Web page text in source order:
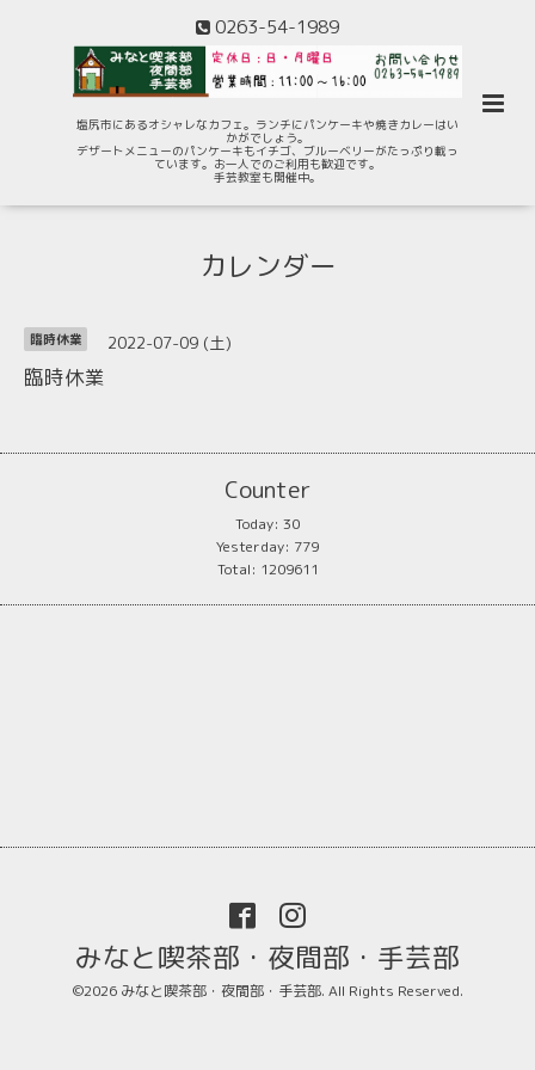
0263-54-1989
塩尻市にあるオシャレなカフェ。ランチにパンケーキや焼きカレーはい
かがでしょう。
デザートメニューのパンケーキもイチゴ、ブルーベリーがたっぷり載っ
ています。お一人でのご利用も歓迎です。
手芸教室も開催中。
カレンダー
臨時休業 2022-07-09 (土)
臨時休業
Counter
Today: 30
Yesterday: 779
Total: 1209611
みなと喫茶部・夜間部・手芸部
©2026 みなと喫茶部・夜間部・手芸部. All Rights Reserved.